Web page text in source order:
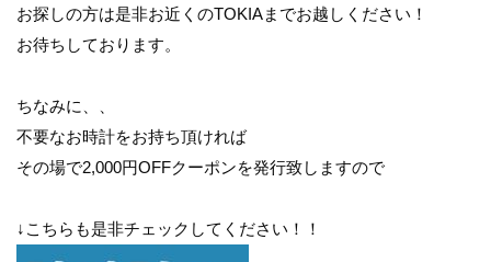
お探しの方は是非お近くのTOKIAまでお越しください！
お待ちしております。
ちなみに、、
不要なお時計をお持ち頂ければ
その場で2,000円OFFクーポンを発行致しますので
↓こちらも是非チェックしてください！！